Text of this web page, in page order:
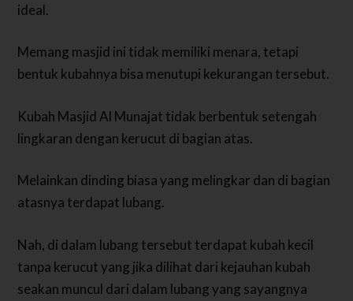
ideal.
Memang masjid ini tidak memiliki menara, tetapi
bentuk kubahnya bisa menutupi kekurangan tersebut.
Kubah Masjid Al Munajat tidak berbentuk setengah
lingkaran dengan kerucut di bagian atas.
Melainkan dinding biasa yang melingkar dan di bagian
atasnya terdapat lubang.
Nah, di dalam lubang tersebut terdapat kubah kecil
tanpa kerucut yang jika dilihat dari kejauhan kubah
seakan muncul dari dalam lubang yang sayangnya